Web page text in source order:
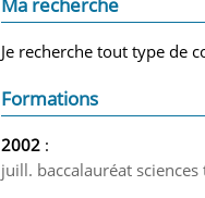
Je recherche tout type de
Formations
2002 :
juill. baccalauréat